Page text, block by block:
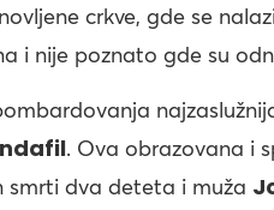
crkve, gde se
i nije poznato gde su
. Ova obrazovana i
smrti dva deteta i muža